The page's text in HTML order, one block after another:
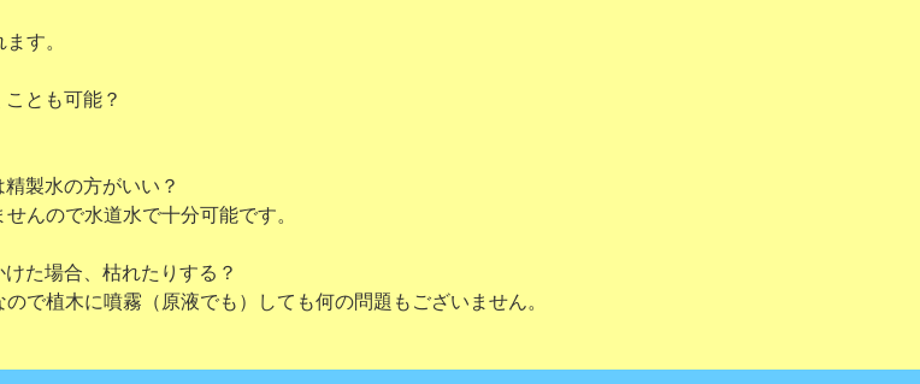
す。
とも可能？
製水の方がいい？
んので水道水で十分可能です。
た場合、枯れたりする？
ので植木に噴霧（原液でも）しても何の問題もございません。